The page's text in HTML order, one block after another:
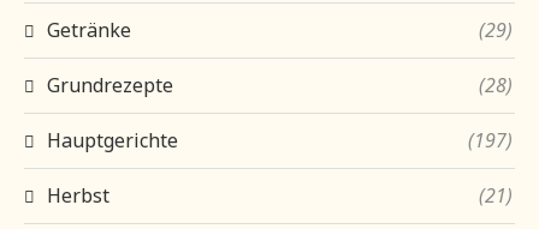
Getränke (29)
Grundrezepte (28)
Hauptgerichte (197)
Herbst (21)